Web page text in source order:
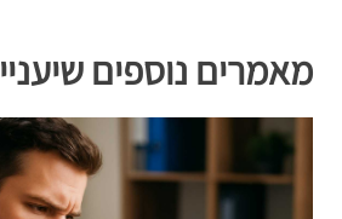
מאמרים נוספים